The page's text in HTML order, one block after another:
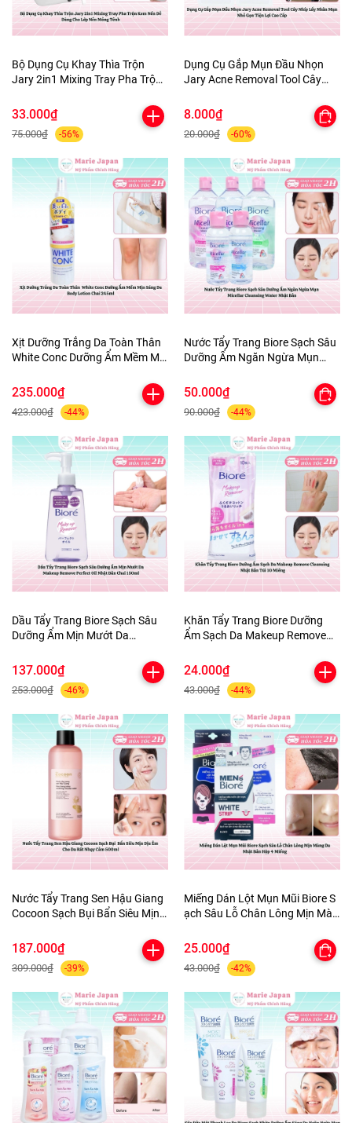
Bộ Dụng Cụ Khay Thìa Trộn
Jary 2in1 Mixing Tray Pha Trộn
Mỏng Tênh
33.000₫
75.000₫ -56%
Dụng Cụ Gắp Mụn Đầu Nhọn
Jary Acne Removal Tool Cây
Tiện Lợi Cao Cấp
8.000₫
20.000₫ -60%
Xịt Dưỡng Trắng Da Toàn Thân
White Conc Dưỡng Ẩm Mềm Mịn
245ml
235.000₫
423.000₫ -44%
Nước Tẩy Trang Biore Sạch Sâu
Dưỡng Ẩm Ngăn Ngừa Mụn
Bản
50.000₫
90.000₫ -44%
Dầu Tẩy Trang Biore Sạch Sâu
Dưỡng Ẩm Mịn Mướt Da
Nhật Bản Chai 150ml
137.000₫
253.000₫ -46%
Khăn Tẩy Trang Biore Dưỡng
Ẩm Sạch Da Makeup Remove
Miếng
24.000₫
43.000₫ -44%
Nước Tẩy Trang Sen Hậu Giang
Cocoon Sạch Bụi Bẩn Siêu Mịn
500ml
187.000₫
309.000₫ -39%
Miếng Dán Lột Mụn Mũi Biore S
ạch Sâu Lỗ Chân Lông Mịn Màn
25.000₫
43.000₫ -42%